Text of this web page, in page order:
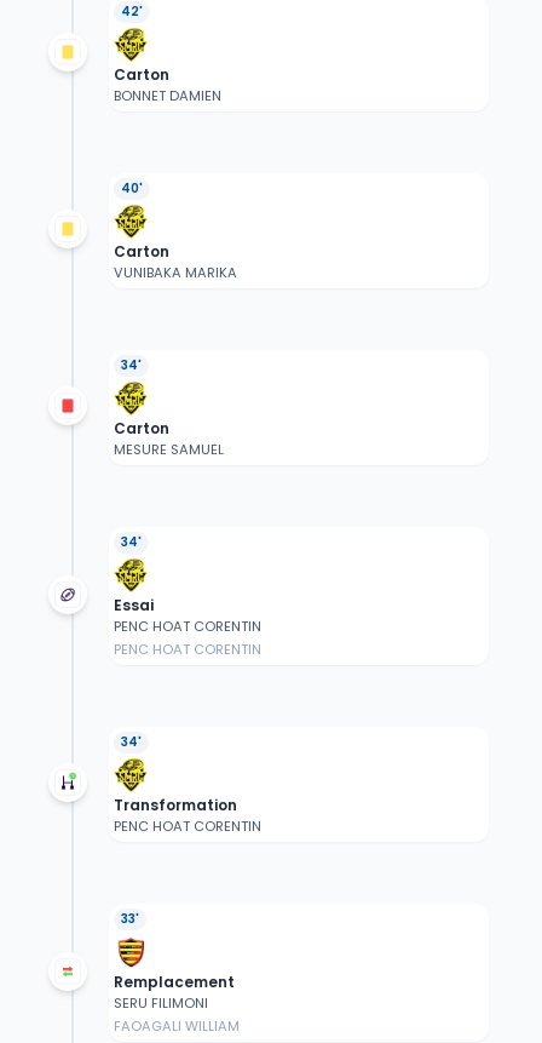
42'
Carton
BONNET DAMIEN
40'
Carton
VUNIBAKA MARIKA
34'
Carton
MESURE SAMUEL
34'
Essai
PENC HOAT CORENTIN
PENC HOAT CORENTIN
34'
Transformation
PENC HOAT CORENTIN
33'
Remplacement
SERU FILIMONI
FAOAGALI WILLIAM